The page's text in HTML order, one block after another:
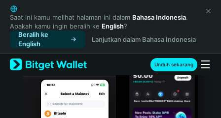
English
日本語
Tiếng Việt
Русский
Español (Latinoamérica)
Türkçe
Italiano
Saat ini kamu melihat halaman ini dalam Bahasa Indonesia.
Apakah kamu ingin beralih ke English?
Beralih ke
English
Lanjutkan dalam Bahasa Indonesia
Unduh sekarang